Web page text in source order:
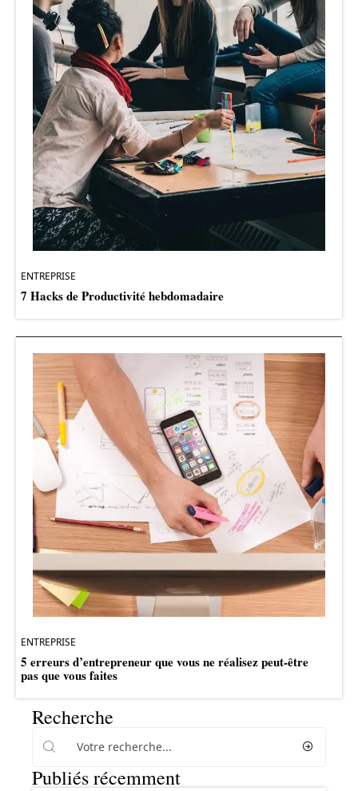
ENTREPRISE
7 Hacks de Productivité hebdomadaire
ENTREPRISE
5 erreurs d’entrepreneur que vous ne réalisez peut-être
pas que vous faites
Recherche
Publiés récemment